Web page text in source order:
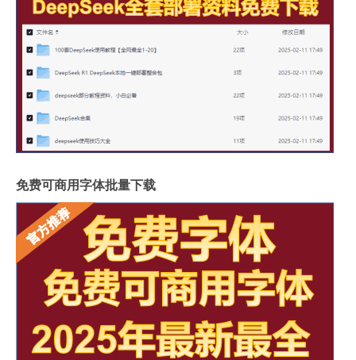
免费可商用字体批量下载